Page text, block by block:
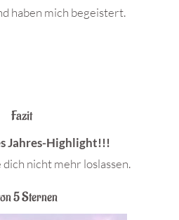
haben mich begeistert.
Fazit
Jahres-Highlight!!!
nicht mehr loslassen.
5 Sternen